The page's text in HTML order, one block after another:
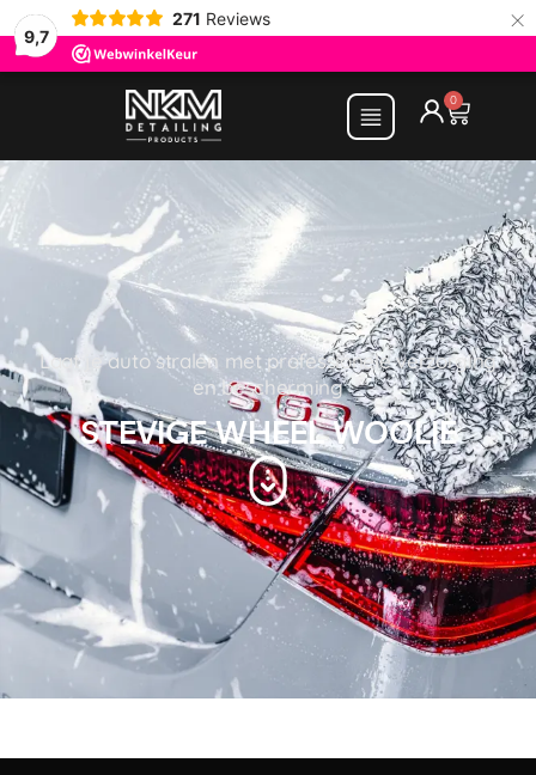
9,7
271 Reviews ×
0
Laat je auto stralen met professionele verzorging
en bescherming
STEVIGE WHEEL WOOLIE